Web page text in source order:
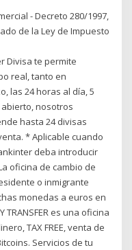
- Decreto 280/1997,
de la Ley de Impuesto
Divisa te permite
real, tanto en
las 24 horas al día, 5
nosotros
hasta 24 divisas
* Aplicable cuando
deba introducir
oficina de cambio de
o inmigrante
monedas a euros en
TRANSFER es una oficina
TAX FREE, venta de
Servicios de tu